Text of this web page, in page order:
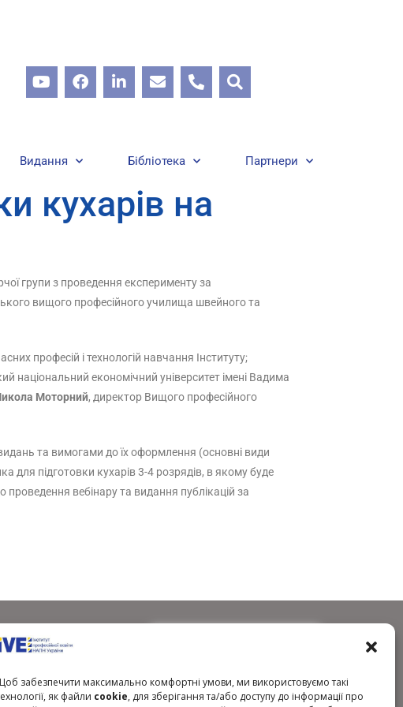
забезпечити максимально комфортні умови, ми використовуємо такі
як файли cookie, для зберігання та/або доступу до інформації про
Видання Бібліотека Партнери
кухарів на
групи з проведення експерименту за
вищого професійного училища швейного та
професій і технологій навчання Інституту;
національний економічний університет імені Вадима
Моторний, директор Вищого професійного
та вимогами до їх оформлення (основні види
для підготовки кухарів 3-4 розрядів, в якому буде
вебінару та видання публікацій за